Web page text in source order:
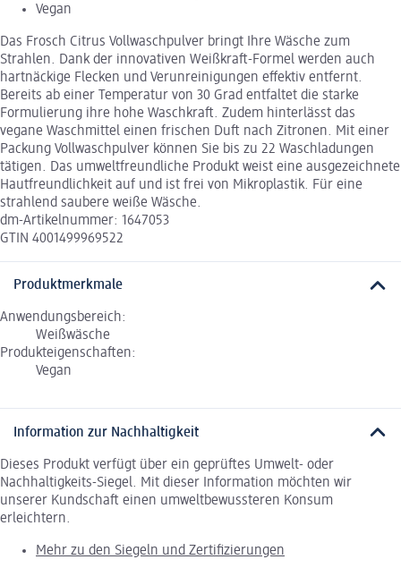
Vegan
Das Frosch Citrus Vollwaschpulver bringt Ihre Wäsche zum
Strahlen. Dank der innovativen Weißkraft-Formel werden auch
hartnäckige Flecken und Verunreinigungen effektiv entfernt.
Bereits ab einer Temperatur von 30 Grad entfaltet die starke
Formulierung ihre hohe Waschkraft. Zudem hinterlässt das
vegane Waschmittel einen frischen Duft nach Zitronen. Mit einer
Packung Vollwaschpulver können Sie bis zu 22 Waschladungen
tätigen. Das umweltfreundliche Produkt weist eine ausgezeichnete
Hautfreundlichkeit auf und ist frei von Mikroplastik. Für eine
strahlend saubere weiße Wäsche.
dm-Artikelnummer: 1647053
GTIN 4001499969522
Produktmerkmale
Anwendungsbereich:
Weißwäsche
Produkteigenschaften:
Vegan
Information zur Nachhaltigkeit
Dieses Produkt verfügt über ein geprüftes Umwelt- oder
Nachhaltigkeits-Siegel. Mit dieser Information möchten wir
unserer Kundschaft einen umweltbewussteren Konsum
erleichtern.
Mehr zu den Siegeln und Zertifizierungen